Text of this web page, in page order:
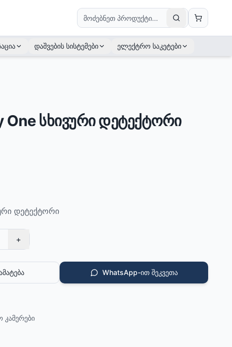
დაშვების სისტემები ელექტრო საკეტები
One სხივური დეტექტორი
დეტექტორი
+
WhatsApp-ით შეკვეთა